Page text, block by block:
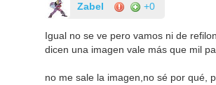
Zabel +0
Igual no se ve pero vamos ni de
dicen una imagen vale más que mil
no me sale la imagen,no sé por qué,